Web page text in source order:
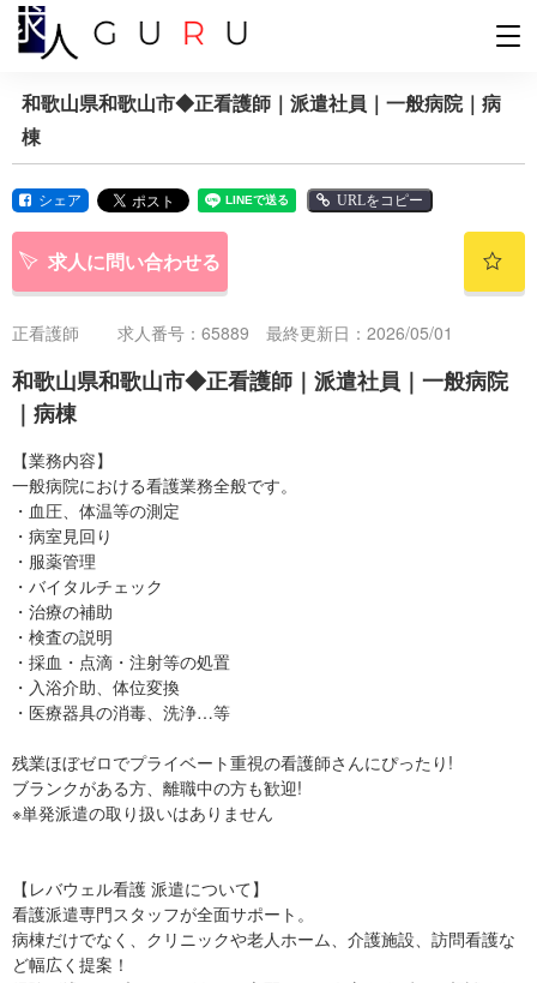
和歌山県和歌山市◆正看護師｜派遣社員｜一般病院｜病
棟
シェア URLをコピー
求人に問い合わせる
正看護師 求人番号：65889 最終更新日：2026/05/01
和歌山県和歌山市◆正看護師｜派遣社員｜一般病院
｜病棟
【業務内容】
一般病院における看護業務全般です。
・血圧、体温等の測定
・病室見回り
・服薬管理
・バイタルチェック
・治療の補助
・検査の説明
・採血・点滴・注射等の処置
・入浴介助、体位変換
・医療器具の消毒、洗浄…等
残業ほぼゼロでプライベート重視の看護師さんにぴったり!
ブランクがある方、離職中の方も歓迎!
※単発派遣の取り扱いはありません
【レバウェル看護 派遣について】
看護派遣専門スタッフが全面サポート。
病棟だけでなく、クリニックや老人ホーム、介護施設、訪問看護な
ど幅広く提案！